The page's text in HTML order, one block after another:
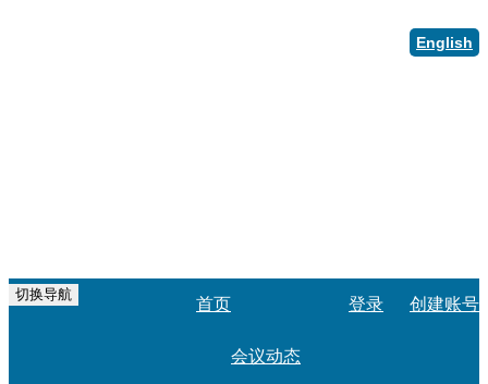
English
切换导航
登录 创建账号
首页
会议动态